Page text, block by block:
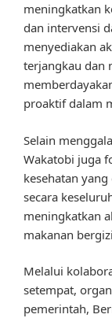
meningkatkan
dan intervensi
menyediakan
terjangkau dan
proaktif dalam
Selain
Wakatobi juga
kesehatan
secara
meningkatkan
makanan
Melalui
setempat,
pemerintah,